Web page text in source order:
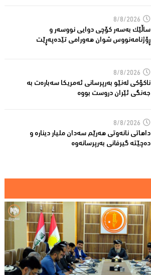
8/8/2026
ساڵێك بەسەر كۆچی دوایی نووسەر و
ڕۆژنامەنووس شوان هەورامی تێدەپەڕێت
8/8/2026
ناكۆكی لەنێو بەرپرسانى ئەمریكا سەبارەت بە
جەنگی ئێران دروست بووە
8/8/2026
داهاتی نانەوتی هەرێم سەدان ملیار دینارە و
دەچێتە گیرفانی بەرپرسانەوە